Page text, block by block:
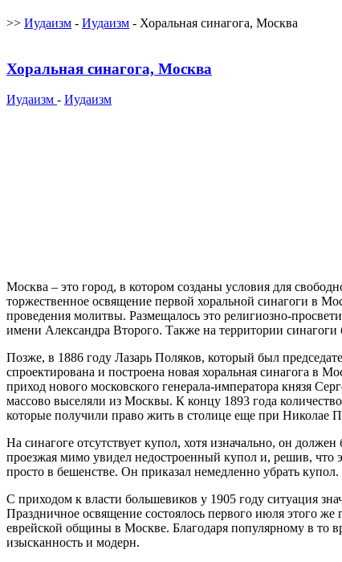
>> Иудаизм - Иудаизм - Хоральная синагога, Москва
Хоральная синагога, Москва
Иудаизм - Иудаизм
Москва – это город, в котором созданы условия для
торжественное освящение первой хоральной синагоги в
проведения молитвы. Размещалось это религиозно-
имени Александра Второго. Также на территории
Позже, в 1886 году Лазарь Поляков, который был
спроектирована и построена новая хоральная синагога в
приход нового московского генерала-императора князя
массово выселяли из Москвы. К концу 1893 года
которые получили право жить в столице еще при Николае
На синагоге отсутствует купол, хотя изначально, он
проезжая мимо увидел недостроенный купол и, решив, что
просто в бешенстве. Он приказал немедленно убрать купол.
С приходом к власти большевиков у 1905 году ситуация
Праздничное освящение состоялось первого июля этого
еврейской общины в Москве. Благодаря популярному в то
изысканность и модерн.